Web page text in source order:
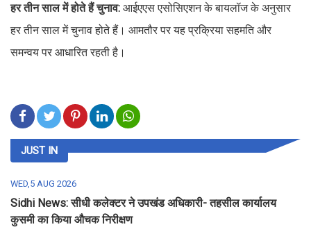
हर तीन साल में होते हैं चुनाव: आईएएस एसोसिएशन के बायलॉज के अनुसार
हर तीन साल में चुनाव होते हैं। आमतौर पर यह प्रक्रिया सहमति और
समन्वय पर आधारित रहती है।
JUST IN
WED,5 AUG 2026
Sidhi News: सीधी कलेक्टर ने उपखंड अधिकारी- तहसील कार्यालय
कुसमी का किया औचक निरीक्षण